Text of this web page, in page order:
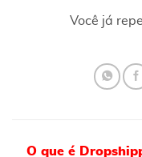
Você já
O que é